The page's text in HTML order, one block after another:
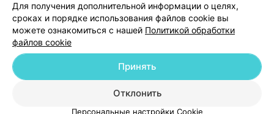
© 2026 ООО «Артокс Лаб», УНП 191700409
| 220012, Республика Беларусь,
Служба поддержки +375 291212755
Для получения дополнительной информации о целях,
сроках и порядке использования файлов cookie вы
можете ознакомиться с нашей Политикой обработки
файлов cookie
Отклонить
Принять
Персональные настройки Cookie